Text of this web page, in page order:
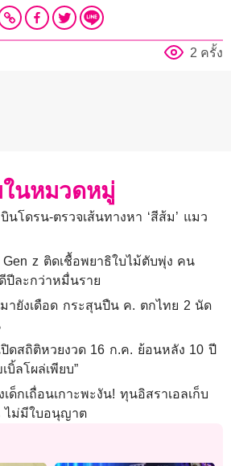
2 ครั้ง
นหมวดหมู่
บินโดรน-ตรวจเส้นทางหา ‘สีส้ม’ แมว
z ติดเชื้อพยาธิใบไม้ตับพุ่ง คน
ปีละกว่าหมื่นราย
ายังเดือด กระสุนปืน ค. ตกไทย 2 นัด
ปิดสถิติหวยงวด 16 ก.ค. ย้อนหลัง 10 ปี
บิ้ลโผล่เพียบ”
ด็กเถื่อนเกาะพะงัน! ทุนอิสราเอลเก็บ
ไม่มีใบอนุญาต